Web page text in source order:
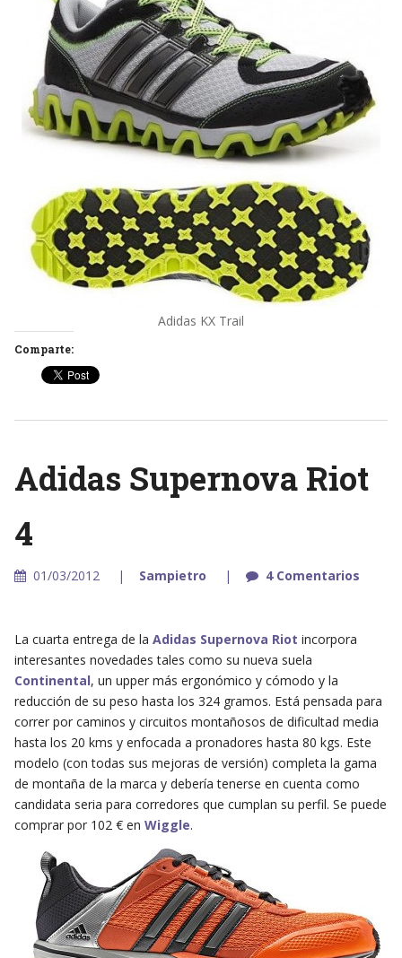
Adidas KX Trail
Comparte:
Adidas Supernova Riot
4
01/03/2012 Sampietro 4 Comentarios
La cuarta entrega de la Adidas Supernova Riot incorpora
interesantes novedades tales como su nueva suela
Continental, un upper más ergonómico y cómodo y la
reducción de su peso hasta los 324 gramos. Está pensada para
correr por caminos y circuitos montañosos de dificultad media
hasta los 20 kms y enfocada a pronadores hasta 80 kgs. Este
modelo (con todas sus mejoras de versión) completa la gama
de montaña de la marca y debería tenerse en cuenta como
candidata seria para corredores que cumplan su perfil. Se puede
comprar por 102 € en Wiggle.